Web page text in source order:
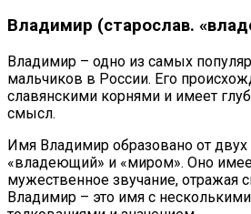
Владимир (старослав.
Владимир – одно из самых
мальчиков в России. Его
славянскими корнями и имеет
смысл.
Имя Владимир образовано от двух
«владеющий» и «миром». Оно
мужественное звучание, отражая
Владимир – это имя с